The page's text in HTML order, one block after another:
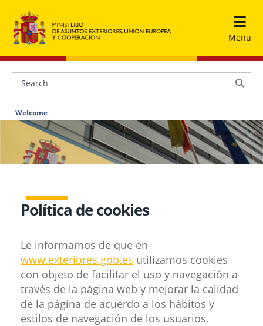
Menu
Welcome
Política de cookies
Le informamos de que en
www.exteriores.gob.es utilizamos cookies
con objeto de facilitar el uso y navegación a
través de la página web y mejorar la calidad
de la página de acuerdo a los hábitos y
estilos de navegación de los usuarios.